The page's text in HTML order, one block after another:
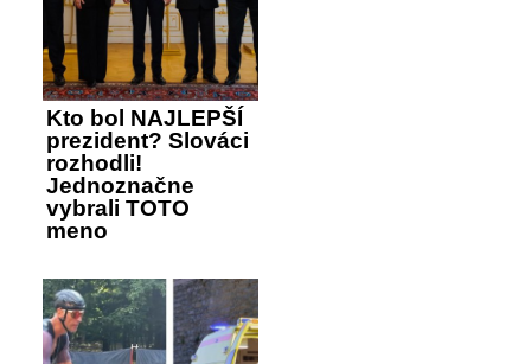
Kto bol NAJLEPŠÍ
prezident? Slováci
rozhodli!
Jednoznačne
vybrali TOTO
meno